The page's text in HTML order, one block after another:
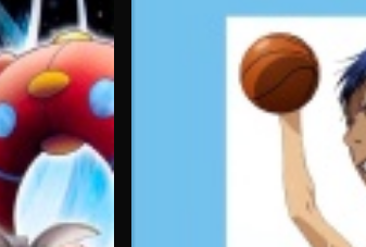
simulcast sous-titré (VOSTFR)dès leur
sur Smart TV
transports? La flexibilité multi-écrans de